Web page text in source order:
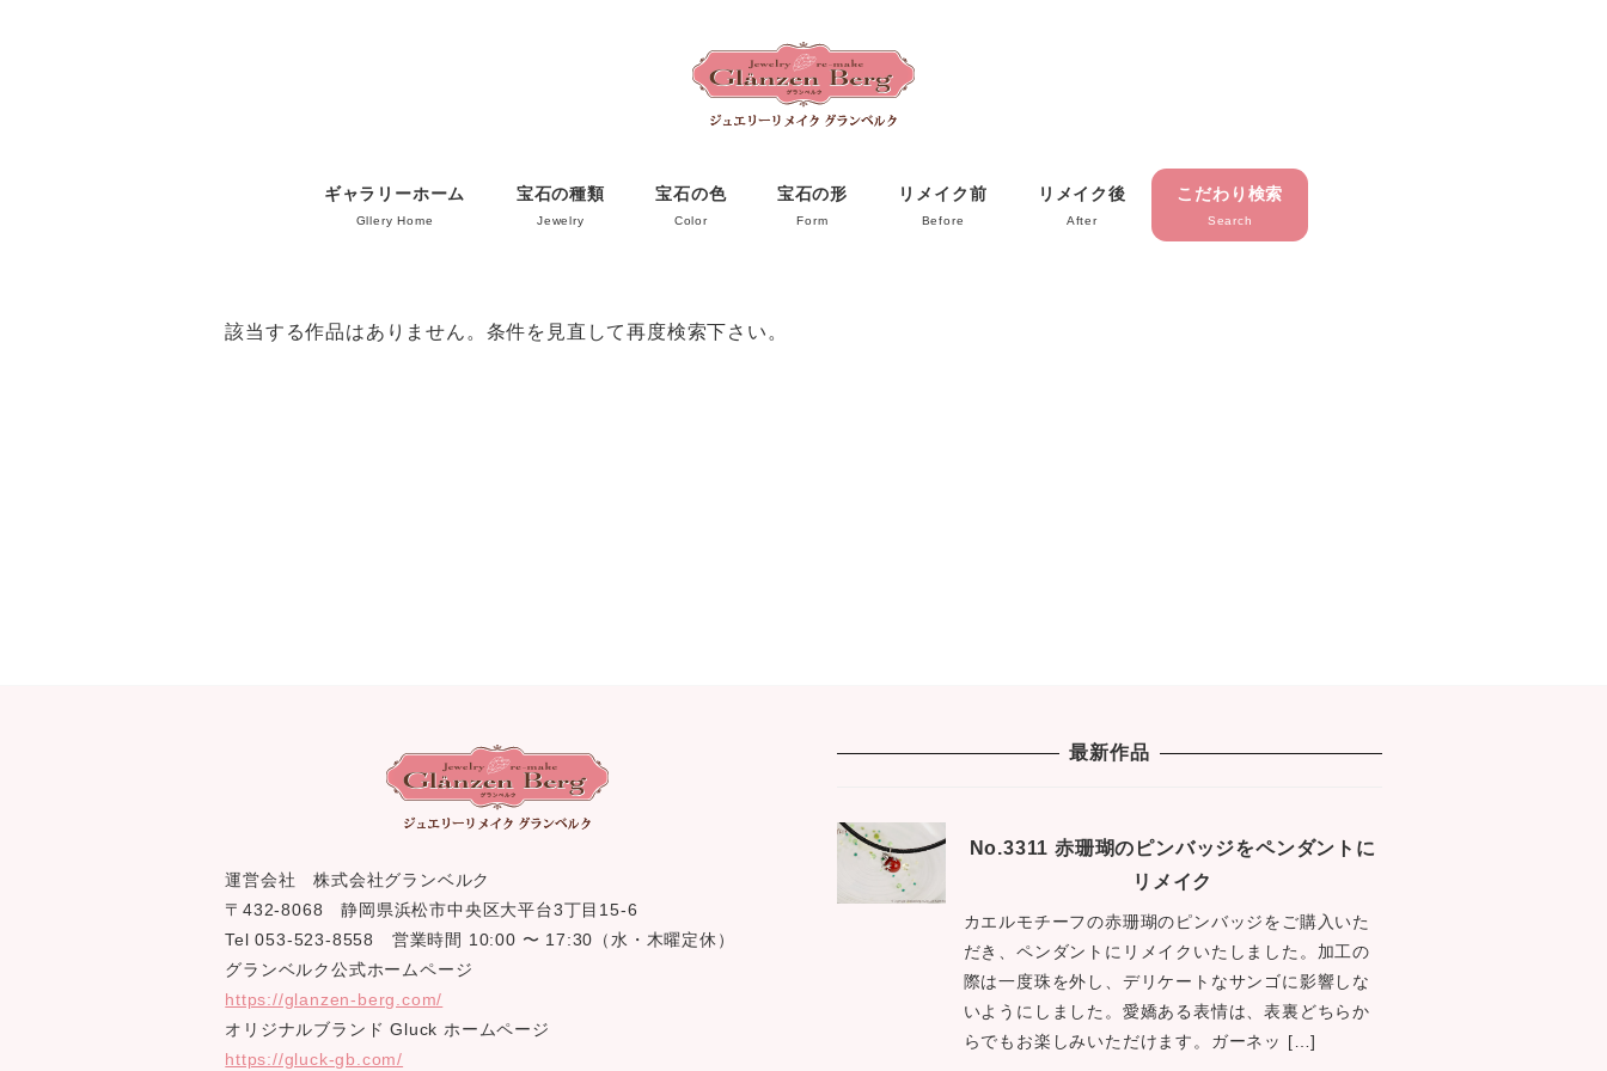
ギャラリーホーム
Gllery Home
宝石の種類
Jewelry
宝石の色
Color
宝石の形
Form
リメイク前
Before
リメイク後
After
こだわり検索
Search
該当する作品はありません。条件を見直して再度検索下さい。
運営会社 株式会社グランベルク
〒432-8068 静岡県浜松市中央区大平台3丁目15-6
Tel 053-523-8558 営業時間 10:00 〜 17:30（水・木曜定休）
グランベルク公式ホームページ
https://glanzen-berg.com/
オリジナルブランド Gluck ホームページ
https://gluck-gb.com/
最新作品
No.3311 赤珊瑚のピンバッジをペンダントに
リメイク
カエルモチーフの赤珊瑚のピンバッジをご購入いた
だき、ペンダントにリメイクいたしました。加工の
際は一度珠を外し、デリケートなサンゴに影響しな
いようにしました。愛嬌ある表情は、表裏どちらか
らでもお楽しみいただけます。ガーネッ […]